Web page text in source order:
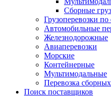
Сборные
Грузоперевозки
Автомобильные
Железнодорожные
Авиаперевозки
Морские
Контейнерные
Мультимодальные
Перевозка
Поиск поставщиков